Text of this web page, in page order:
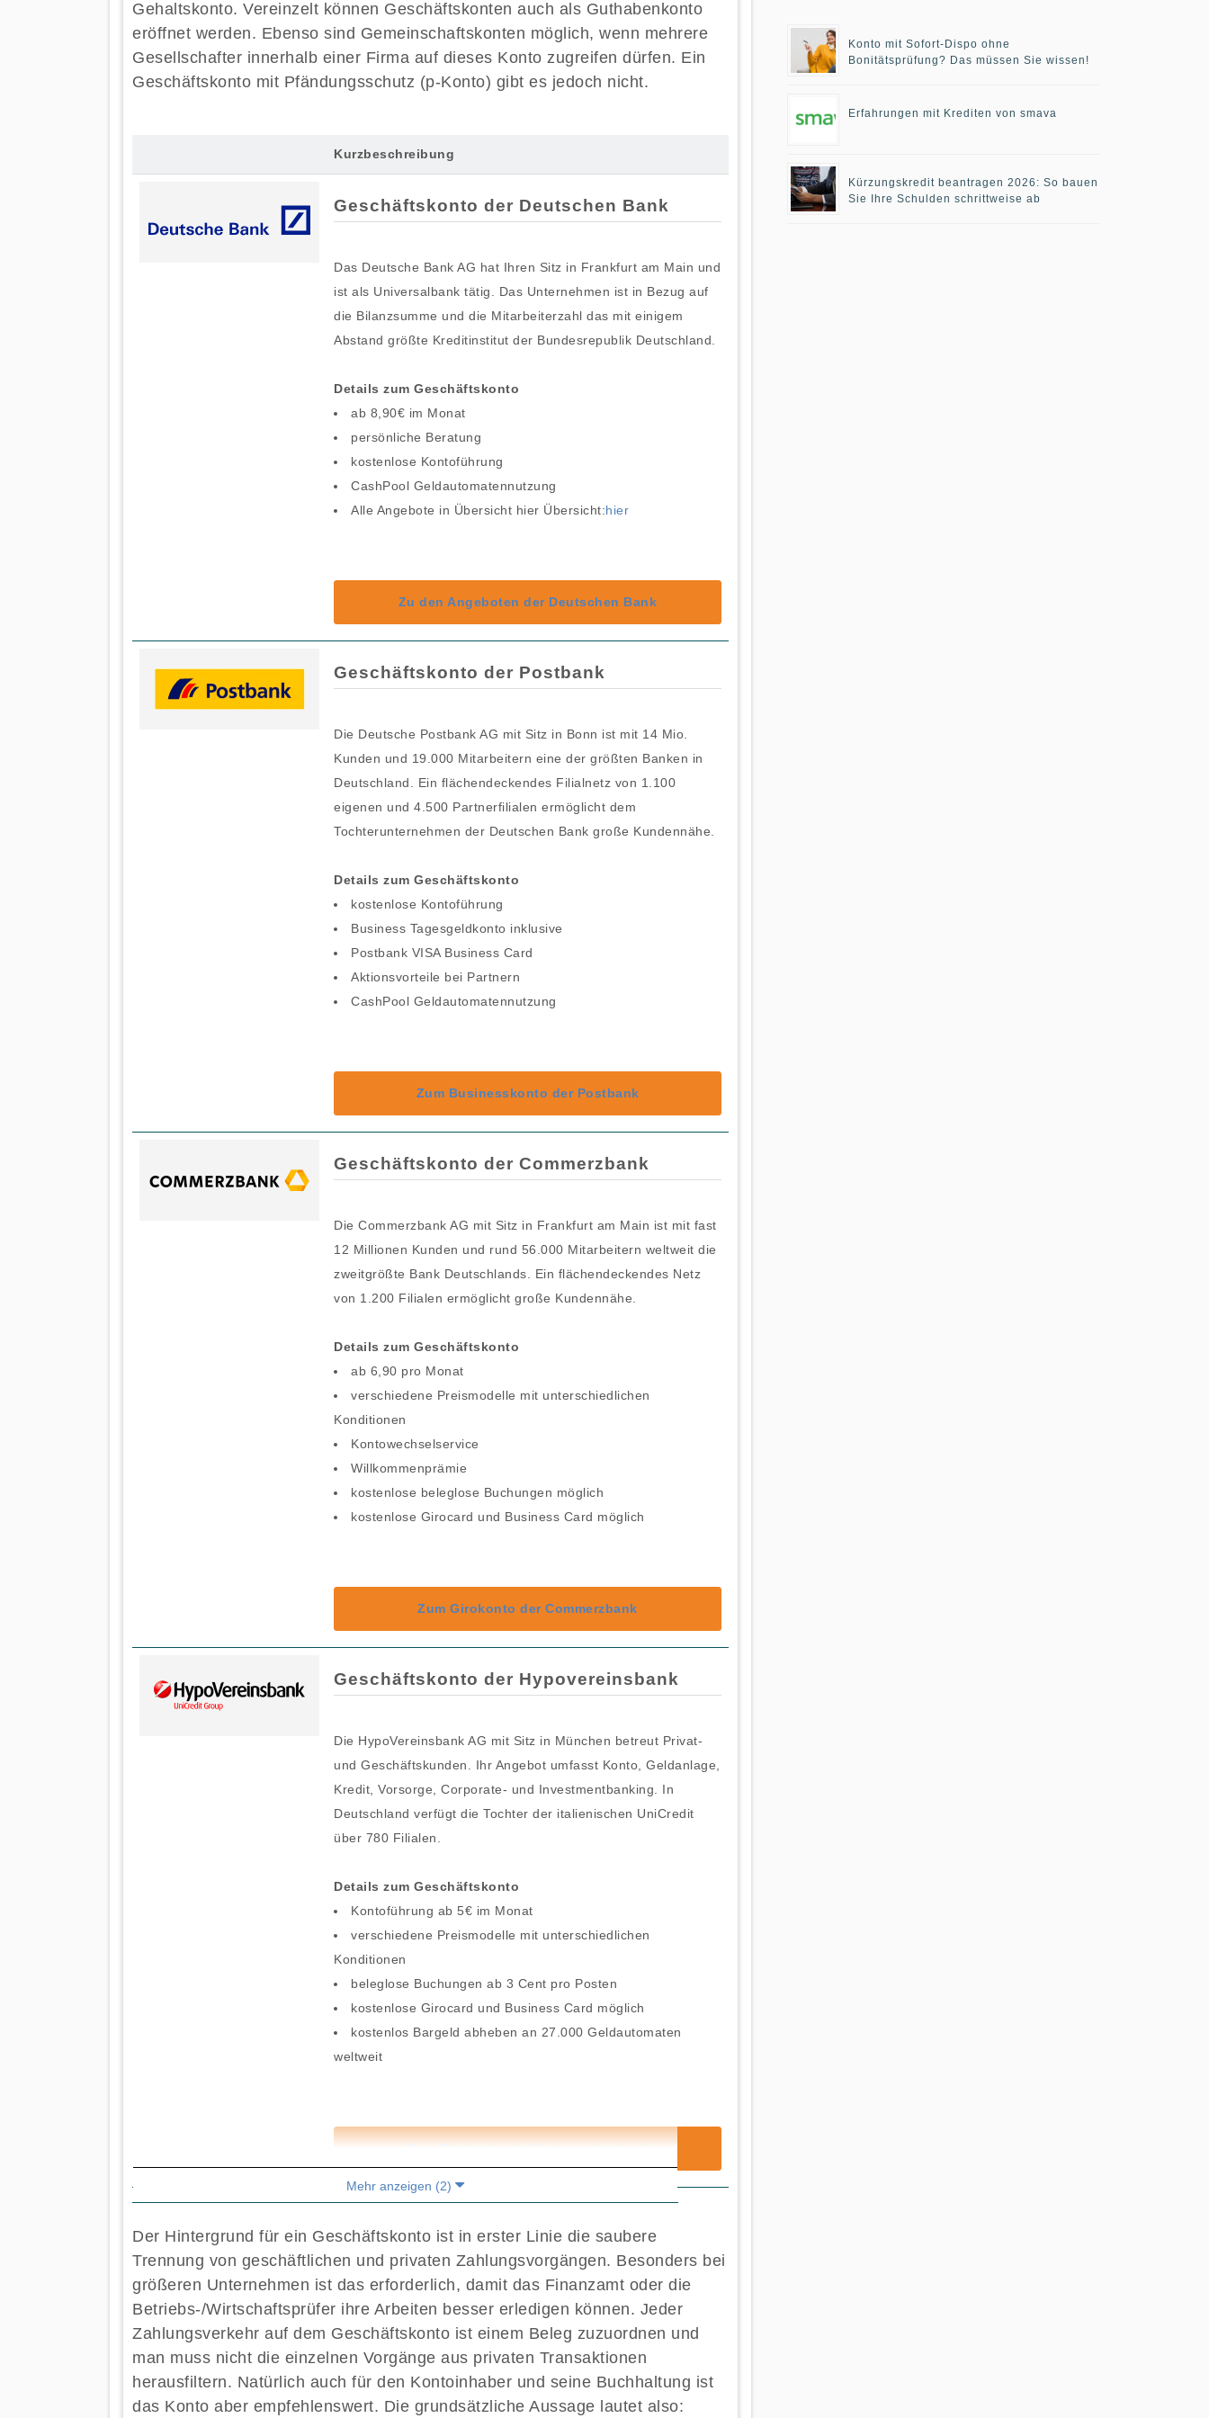
Gehaltskonto. Vereinzelt können Geschäftskonten auch als Guthabenkonto
eröffnet werden. Ebenso sind Gemeinschaftskonten möglich, wenn mehrere
Gesellschafter innerhalb einer Firma auf dieses Konto zugreifen dürfen. Ein
Geschäftskonto mit Pfändungsschutz (p-Konto) gibt es jedoch nicht.
Kurzbeschreibung
Geschäftskonto der Deutschen Bank
Das Deutsche Bank AG hat Ihren Sitz in Frankfurt am Main und
ist als Universalbank tätig. Das Unternehmen ist in Bezug auf
die Bilanzsumme und die Mitarbeiterzahl das mit einigem
Abstand größte Kreditinstitut der Bundesrepublik Deutschland.
Details zum Geschäftskonto
ab 8,90€ im Monat
persönliche Beratung
kostenlose Kontoführung
CashPool Geldautomatennutzung
Alle Angebote in Übersicht hier Übersicht:hier
Zu den Angeboten der Deutschen Bank
Geschäftskonto der Postbank
Die Deutsche Postbank AG mit Sitz in Bonn ist mit 14 Mio.
Kunden und 19.000 Mitarbeitern eine der größten Banken in
Deutschland. Ein flächendeckendes Filialnetz von 1.100
eigenen und 4.500 Partnerfilialen ermöglicht dem
Tochterunternehmen der Deutschen Bank große Kundennähe.
Details zum Geschäftskonto
kostenlose Kontoführung
Business Tagesgeldkonto inklusive
Postbank VISA Business Card
Aktionsvorteile bei Partnern
CashPool Geldautomatennutzung
Zum Businesskonto der Postbank
Geschäftskonto der Commerzbank
Die Commerzbank AG mit Sitz in Frankfurt am Main ist mit fast
12 Millionen Kunden und rund 56.000 Mitarbeitern weltweit die
zweitgrößte Bank Deutschlands. Ein flächendeckendes Netz
von 1.200 Filialen ermöglicht große Kundennähe.
Details zum Geschäftskonto
ab 6,90 pro Monat
verschiedene Preismodelle mit unterschiedlichen
Konditionen
Kontowechselservice
Willkommenprämie
kostenlose beleglose Buchungen möglich
kostenlose Girocard und Business Card möglich
Zum Girokonto der Commerzbank
Geschäftskonto der Hypovereinsbank
Die HypoVereinsbank AG mit Sitz in München betreut Privat-
und Geschäftskunden. Ihr Angebot umfasst Konto, Geldanlage,
Kredit, Vorsorge, Corporate- und Investmentbanking. In
Deutschland verfügt die Tochter der italienischen UniCredit
über 780 Filialen.
Details zum Geschäftskonto
Kontoführung ab 5€ im Monat
verschiedene Preismodelle mit unterschiedlichen
Konditionen
beleglose Buchungen ab 3 Cent pro Posten
kostenlose Girocard und Business Card möglich
kostenlos Bargeld abheben an 27.000 Geldautomaten
weltweit
Mehr anzeigen (2)
Der Hintergrund für ein Geschäftskonto ist in erster Linie die saubere
Trennung von geschäftlichen und privaten Zahlungsvorgängen. Besonders bei
größeren Unternehmen ist das erforderlich, damit das Finanzamt oder die
Betriebs-/Wirtschaftsprüfer ihre Arbeiten besser erledigen können. Jeder
Zahlungsverkehr auf dem Geschäftskonto ist einem Beleg zuzuordnen und
man muss nicht die einzelnen Vorgänge aus privaten Transaktionen
herausfiltern. Natürlich auch für den Kontoinhaber und seine Buchhaltung ist
das Konto aber empfehlenswert. Die grundsätzliche Aussage lautet also:
Konto mit Sofort-Dispo ohne
Bonitätsprüfung? Das müssen Sie wissen!
Erfahrungen mit Krediten von smava
Kürzungskredit beantragen 2026: So bauen
Sie Ihre Schulden schrittweise ab